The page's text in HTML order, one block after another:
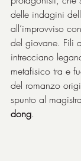
delle indagini
all’improvviso
del giovane. Fili
intrecciano
metafisico tra e
del romanzo
spunto al
dong.